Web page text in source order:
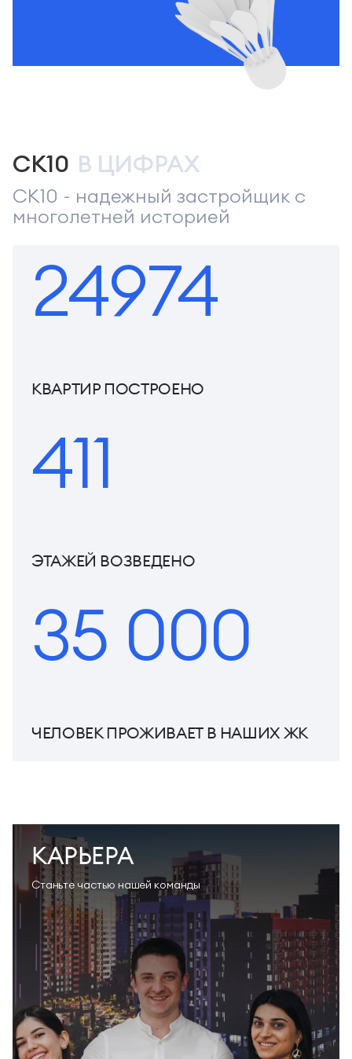
СК10 В ЦИФРАХ
СК10 - надежный застройщик с
многолетней историей
24974
КВАРТИР ПОСТРОЕНО
411
ЭТАЖЕЙ ВОЗВЕДЕНО
35 000
ЧЕЛОВЕК ПРОЖИВАЕТ В НАШИХ ЖК
КАРЬЕРА
Станьте частью нашей команды